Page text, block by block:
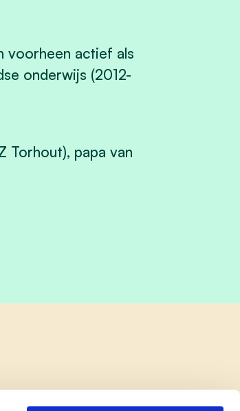
voorheen actief als
onderwijs (2012-
Torhout), papa van